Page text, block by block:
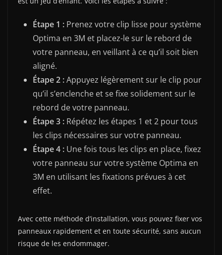
Étape 1 : Prenez votre clip lisse pour système
Optima en 3M et placez-le sur le rebord de
votre panneau, en veillant à ce qu’il soit bien
aligné.
Étape 2 :Appuyez légèrement sur le clip pour
qu’il s’enclenche et se fixe solidement sur le
rebord de votre panneau.
Étape 3 : Répétez les étapes 1 et 2 pour tous
les clips nécessaires sur votre panneau.
Étape 4 : Une fois tous les clips en place, fixez
votre panneau sur votre système Optima en
3M en utilisant les fixations prévues à cet
effet.
Avec cette méthode d’installation, vous pouvez fixer vos
panneaux rapidement et en toute sécurité, sans aucun
risque de les endommager.